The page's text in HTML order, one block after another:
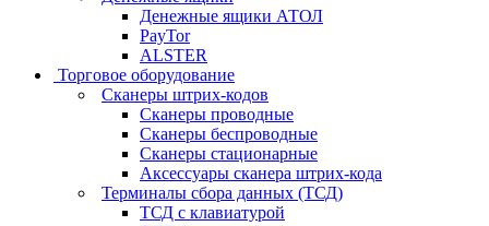
Денежные ящики АТОЛ
PayTor
ALSTER
Торговое оборудование
Сканеры штрих-кодов
Сканеры проводные
Сканеры беспроводные
Сканеры стационарные
Аксессуары сканера штрих-кода
Терминалы сбора данных (ТСД)
ТСД с клавиатурой